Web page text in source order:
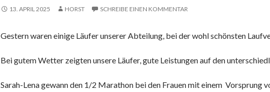
13. APRIL 2025 HORST SCHREIBE EINEN KOMMENTAR
Gestern waren einige Läufer unserer Abteilung, bei der wohl schönsten
Bei gutem Wetter zeigten unsere Läufer, gute Leistungen auf den
Sarah-Lena gewann den 1/2 Marathon bei den Frauen mit einem